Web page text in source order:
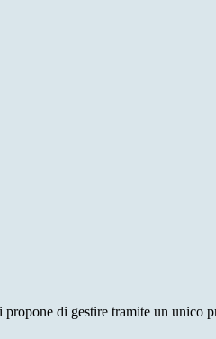
propone di gestire tramite un unico